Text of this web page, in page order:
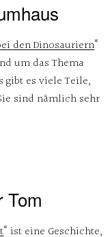
den Dinosauriern“
um das Thema
gibt es viele Teile,
sind nämlich sehr
Tom
“ ist eine Geschichte,